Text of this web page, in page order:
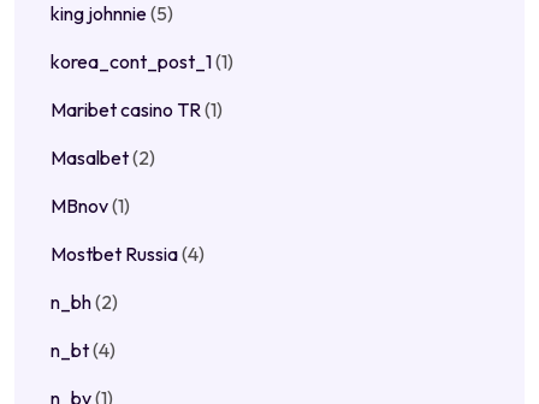
king johnnie(5)
korea_cont_post_1(1)
Maribet casino TR(1)
Masalbet(2)
MBnov(1)
Mostbet Russia(4)
n_bh(2)
n_bt(4)
n_by(1)